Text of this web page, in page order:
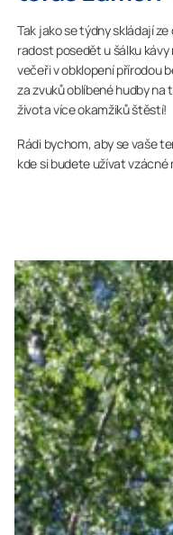
Tak jako se týdny skládají
radost posedět u šálku
večeři v obklopení přírodou
za zvuků oblíbené hudby na
života více okamžiků štěstí!
Rádi bychom, aby se vaše
kde si budete užívat